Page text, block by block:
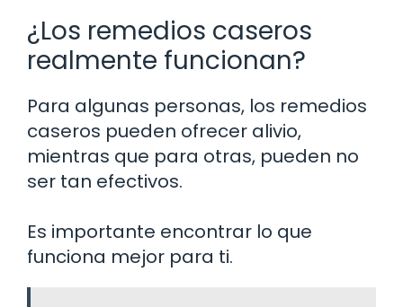
¿Los remedios caseros
realmente funcionan?
Para algunas personas, los remedios
caseros pueden ofrecer alivio,
mientras que para otras, pueden no
ser tan efectivos.
Es importante encontrar lo que
funciona mejor para ti.